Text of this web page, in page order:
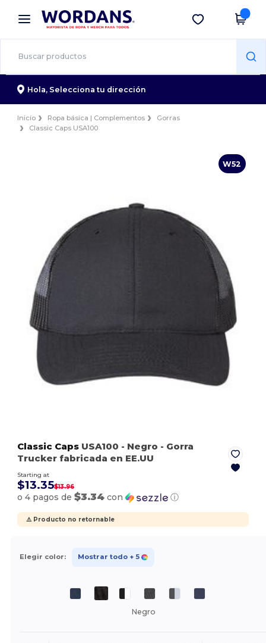
× App de Wordans
¡Mejores precios en app!
Descargar app
Hola, Selecciona tu dirección
Inicio Ropa básica | Complementos
Gorras
Classic Caps USA100
W52
Classic Caps USA100 - Negro - Gorra
Trucker fabricada en EE.UU
Starting at
$13.35$13.96
o 4 pagos de$3.34 con ⓘ
⚠️ Producto no retornable
Elegir color: Mostrar todo + 5
Negro